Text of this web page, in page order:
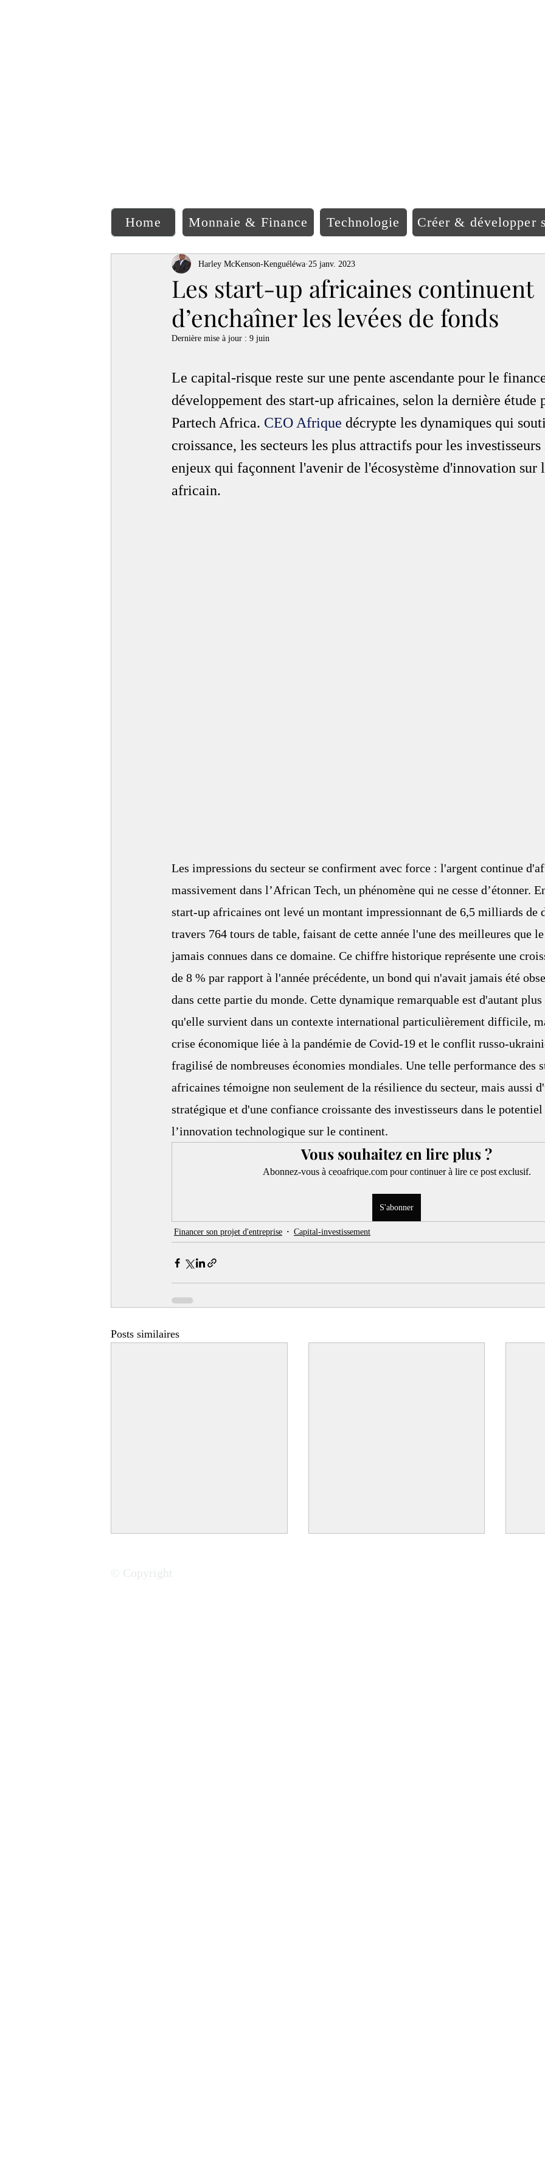
Home Monnaie & Finance Technologie Créer & développer
Les start-up africaines continuent
d’enchaîner les levées de fonds
Harley McKenson-Kenguéléwa 25 janv. 2023
Dernière mise à jour : 9 juin
Le capital-risque reste sur une pente ascendante pour le
développement des start-up africaines, selon la dernière étude
Partech Africa. CEO Afrique décrypte les dynamiques qui
croissance, les secteurs les plus attractifs pour les
enjeux qui façonnent l'avenir de l'écosystème d'innovation
africain.
Les impressions du secteur se confirment avec force : l'argent continue
massivement dans l’African Tech, un phénomène qui ne cesse d’étonner.
start-up africaines ont levé un montant impressionnant de 6,5 milliards de
travers 764 tours de table, faisant de cette année l'une des meilleures que
jamais connues dans ce domaine. Ce chiffre historique représente une
de 8 % par rapport à l'année précédente, un bond qui n'avait jamais été
dans cette partie du monde. Cette dynamique remarquable est d'autant
qu'elle survient dans un contexte international particulièrement difficile,
crise économique liée à la pandémie de Covid-19 et le conflit russo-
fragilisé de nombreuses économies mondiales. Une telle performance des
africaines témoigne non seulement de la résilience du secteur, mais aussi
stratégique et d'une confiance croissante des investisseurs dans le
l’innovation technologique sur le continent.
Vous souhaitez en lire plus ?
Abonnez-vous à ceoafrique.com pour continuer à lire ce post exclusif.
S'abonner
Financer son projet d'entreprise Capital-investissement
Posts similaires
© Copyright